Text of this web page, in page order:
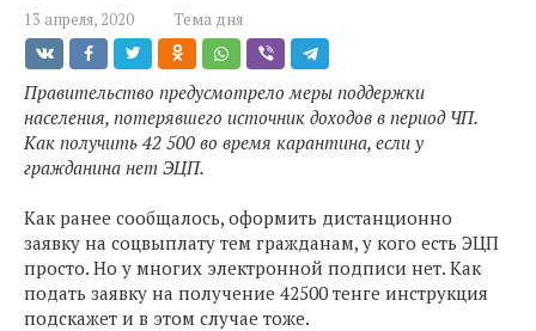
13 апреля, 2020 Тема дня
Правительство предусмотрело меры поддержки
населения, потерявшего источник доходов в период ЧП.
Как получить 42 500 во время карантина, если у
гражданина нет ЭЦП.
Как ранее сообщалось, оформить дистанционно
заявку на соцвыплату тем гражданам, у кого есть ЭЦП
просто. Но у многих электронной подписи нет. Как
подать заявку на получение 42500 тенге инструкция
подскажет и в этом случае тоже.